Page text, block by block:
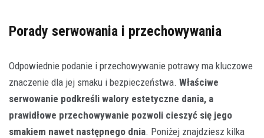
Porady serwowania i przechowywania
Odpowiednie podanie i przechowywanie potrawy ma kluczowe
znaczenie dla jej smaku i bezpieczeństwa. Właściwe
serwowanie podkreśli walory estetyczne dania, a
prawidłowe przechowywanie pozwoli cieszyć się jego
smakiem nawet następnego dnia. Poniżej znajdziesz kilka